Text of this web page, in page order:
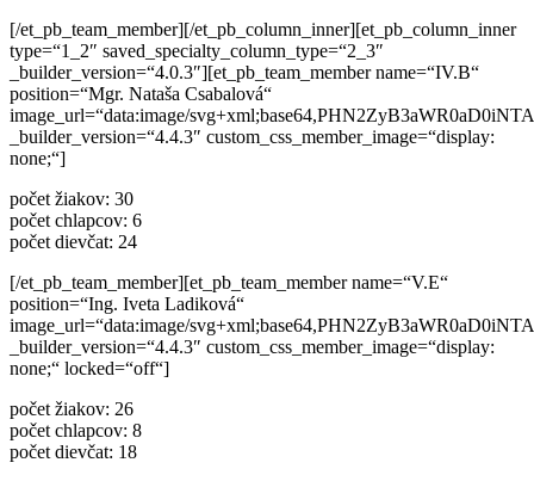
[/et_pb_team_member][/et_pb_column_inner][et_pb_column_inner
type=“1_2″ saved_specialty_column_type=“2_3″
_builder_version=“4.0.3″][et_pb_team_member name=“IV.B“
position=“Mgr. Nataša Csabalová“
image_url=“data:image/
_builder_version=“4.4.3″ custom_css_member_image=“display:
none;“]
počet žiakov: 30
počet chlapcov: 6
počet dievčat: 24
[/et_pb_team_member][et_pb_team_member name=“V.E“
position=“Ing. Iveta Ladiková“
image_url=“data:image/
_builder_version=“4.4.3″ custom_css_member_image=“display:
none;“ locked=“off“]
počet žiakov: 26
počet chlapcov: 8
počet dievčat: 18